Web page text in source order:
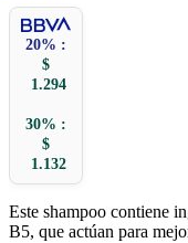
20% :
$
1.294
30% :
$
1.132
Este shampoo contiene
B5, que actúan para